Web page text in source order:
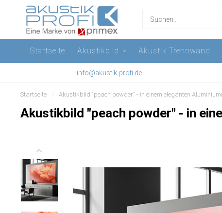
Startseite Akustikbild Akustik Trennwand
info@akustik-profi.de
Startseite Akustikbild "peach powder" - in einem eleganten
Akustikbild "peach powder" - in